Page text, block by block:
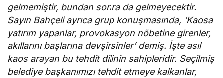
gelmemiştir, bundan sonra da gelmeyecektir.
Sayın Bahçeli ayrıca grup konuşmasında, ‘Kaosa
yatırım yapanlar, provokasyon nöbetine girenler,
akıllarını başlarına devşirsinler’ demiş. İşte asıl
kaos arayan bu tehdit dilinin sahipleridir. Seçilmiş
belediye başkanımızı tehdit etmeye kalkanlar,